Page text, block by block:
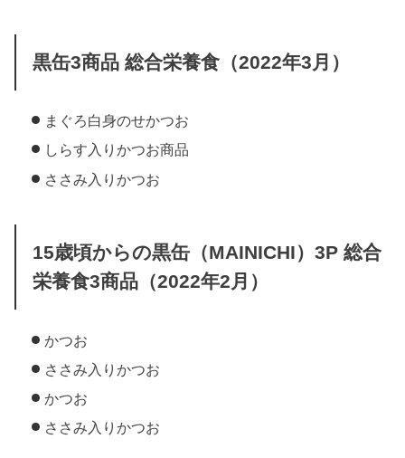
黒缶3商品 総合栄養食（2022年3月）
まぐろ白身のせかつお
しらす入りかつお商品
ささみ入りかつお
15歳頃からの黒缶（MAINICHI）3P 総合
栄養食3商品（2022年2月）
かつお
ささみ入りかつお
かつお
ささみ入りかつお